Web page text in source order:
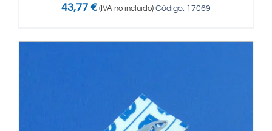
43,77 € (IVA no incluido) Código: 17069